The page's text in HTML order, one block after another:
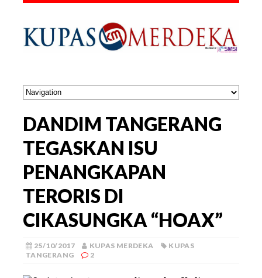
DANDIM TANGERANG
TEGASKAN ISU
PENANGKAPAN
TERORIS DI
CIKASUNGKA “HOAX”
25/10/2017 KUPAS MERDEKA
KUPAS
TANGERANG
2